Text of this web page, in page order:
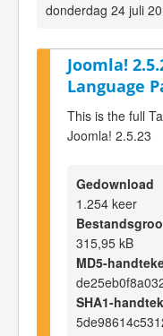
donderdag 24 juli
Joomla!
Language
This is the full
Joomla! 2.5.23
Gedownload
1.254 keer
315,95 kB
MD5-
SHA1-